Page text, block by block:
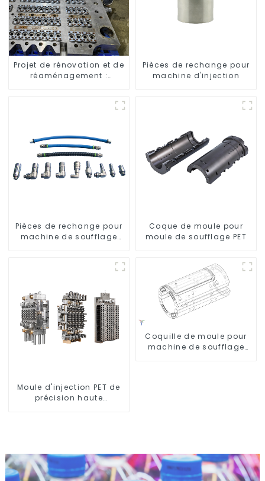
Projet de rénovation et de
réaménagement :
Pièces de rechange pour
machine d'injection
Pièces de rechange pour
machine de soufflage
Coque de moule pour
moule de soufflage PET
Moule d'injection PET de
précision haute
Coquille de moule pour
machine de soufflage